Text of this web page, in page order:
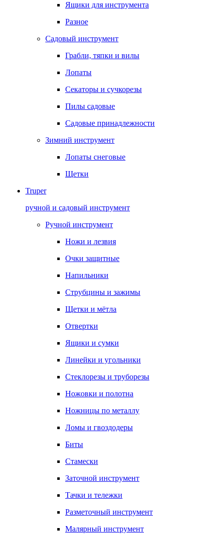
Ящики для инструмента
Разное
Садовый инструмент
Грабли, тяпки и вилы
Лопаты
Секаторы и сучкорезы
Пилы садовые
Садовые принадлежности
Зимний инструмент
Лопаты снеговые
Щетки
Truper
ручной и садовый инструмент
Ручной инструмент
Ножи и лезвия
Очки защитные
Напильники
Струбцины и зажимы
Щетки и мётла
Отвертки
Ящики и сумки
Линейки и угольники
Стеклорезы и труборезы
Ножовки и полотна
Ножницы по металлу
Ломы и гвоздодеры
Биты
Стамески
Заточной инструмент
Тачки и тележки
Разметочный инструмент
Малярный инструмент